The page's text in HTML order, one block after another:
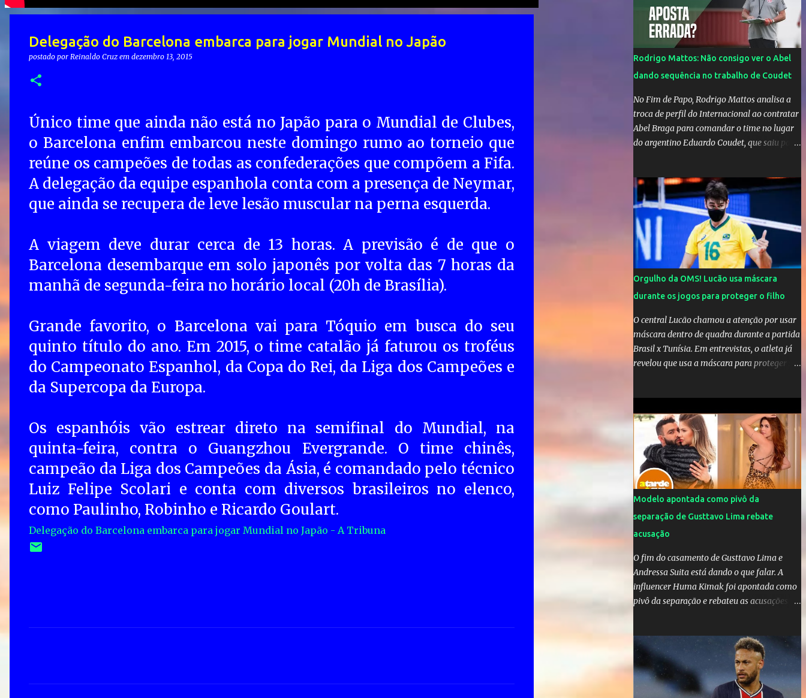
Delegação do Barcelona embarca para jogar Mundial no Japão
postado por Reinaldo Cruz em dezembro 13, 2015
Único time que ainda não está no Japão para o Mundial de Clubes,
o Barcelona enfim embarcou neste domingo rumo ao torneio que
reúne os campeões de todas as confederações que compõem a Fifa.
A delegação da equipe espanhola conta com a presença de Neymar,
que ainda se recupera de leve lesão muscular na perna esquerda.
A viagem deve durar cerca de 13 horas. A previsão é de que o
Barcelona desembarque em solo japonês por volta das 7 horas da
manhã de segunda-feira no horário local (20h de Brasília).
Grande favorito, o Barcelona vai para Tóquio em busca do seu
quinto título do ano. Em 2015, o time catalão já faturou os troféus
do Campeonato Espanhol, da Copa do Rei, da Liga dos Campeões e
da Supercopa da Europa.
Os espanhóis vão estrear direto na semifinal do Mundial, na
quinta-feira, contra o Guangzhou Evergrande. O time chinês,
campeão da Liga dos Campeões da Ásia, é comandado pelo técnico
Luiz Felipe Scolari e conta com diversos brasileiros no elenco,
como Paulinho, Robinho e Ricardo Goulart.
Delegação do Barcelona embarca para jogar Mundial no Japão - A Tribuna
definido e tem o Milan como virtual
campeao. ;
Rodrigo Mattos: Não consigo ver o Abel
dando sequência no trabalho de Coudet
No Fim de Papo, Rodrigo Mattos analisa a
troca de perfil do Internacional ao contratar
Abel Braga para comandar o time no lugar
do argentino Eduardo Coudet, que saiu para
Orgulho da OMS! Lucão usa máscara
durante os jogos para proteger o filho
O central Lucão chamou a atenção por usar
máscara dentro de quadra durante a partida
Brasil x Tunísia. Em entrevistas, o atleta já
revelou que usa a máscara para proteger seu
da OMS! Lucão usa máscara durante os
jogos para proteger o filho Brasil goleia a
China por 5 a 0 na estreia brasileira nas
olimpíadas de Tóquio. Marta marcou duas
vezes, Debinha, Andressa Alves e Bia
Zaneratto foram autoras dos gols. Juliette,
embaixadora ‎@Globoplay mandou um xero
para as meninas e falou do seu orgulho.
Modelo apontada como pivô da
separação de Gusttavo Lima rebate
acusação
O fim do casamento de Gusttavo Lima e
Andressa Suita está dando o que falar. A
influencer Huma Kimak foi apontada como
pivô da separação e rebateu as acusações
aqui, nunca pensei que um boato sem pé
nem cabeça pudesse ter esse tipo de
proporção. Queria esclarecer que eu e
Gusttavo nunca tivemos nenhum tipo de